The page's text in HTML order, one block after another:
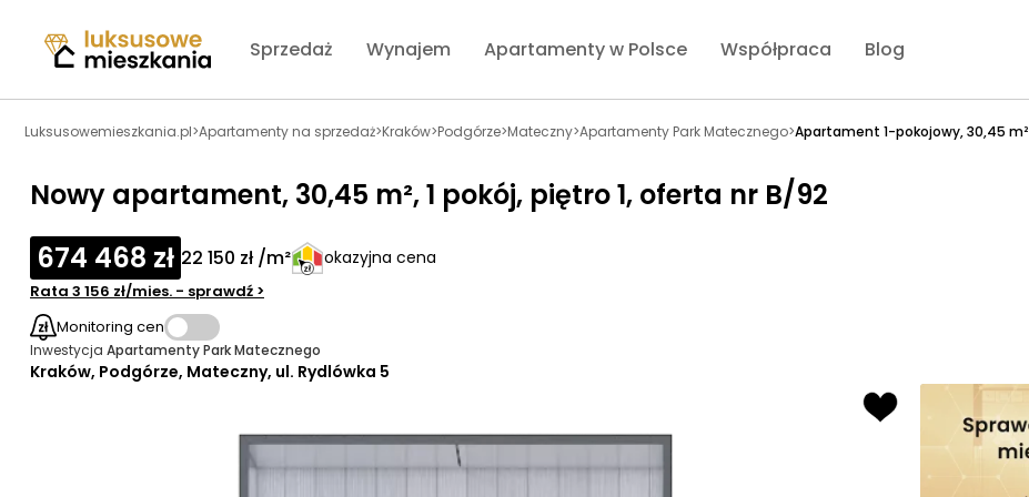
Sprzedaż Wynajem Apartamenty w Polsce Współpraca Blog
Luksusowemieszkania.pl>Apartamenty na sprzedaż>Kraków>Podgórze>Mateczny>Apartamenty Park Matecznego>Apartament 1-pokojowy, 30,45 m²
Nowy apartament, 30,45 m², 1 pokój, piętro 1, oferta nr B/92
674 468 zł 22 150 zł /m² okazyjna cena
Rata 3 156 zł/mies. - sprawdź >
Monitoring cen
Inwestycja Apartamenty Park Matecznego
Kraków, Podgórze, Mateczny, ul. Rydlówka 5